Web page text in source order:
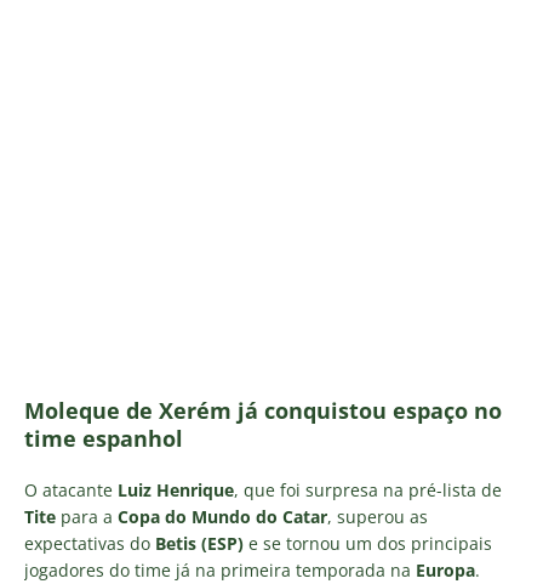
Moleque de Xerém já conquistou espaço no
time espanhol
O atacante Luiz Henrique, que foi surpresa na pré-lista de
Tite para a Copa do Mundo do Catar, superou as
expectativas do Betis (ESP) e se tornou um dos principais
jogadores do time já na primeira temporada na Europa.